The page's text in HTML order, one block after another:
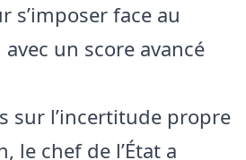
s’imposer face au
un score avancé
sur l’incertitude propre
le chef de l’État a